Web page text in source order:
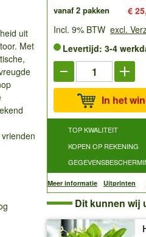
uit
Met
vanaf 2 pakken €
Incl. 9% BTW excl.
Levertijd: 3-4
In het
TOP KWALITEIT
KOPEN OP REKENING
Meer informatie Uitprinten
Dit kunnen wij